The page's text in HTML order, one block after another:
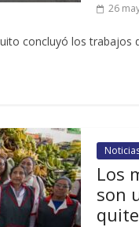
26
concluyó los trabajos
Los
son